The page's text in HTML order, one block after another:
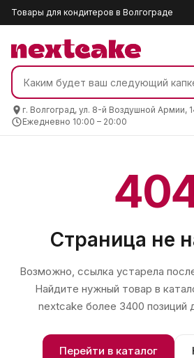
Товары для кондитеров в Волгограде
г. Волгоград, ул. 8-й Воздушной Армии,
Ежедневно 10:00 – 20:00
Страница не
Возможно, ссылка устарела
Найдите нужный товар в
nextcake более 3400 позиций
Перейти в каталог